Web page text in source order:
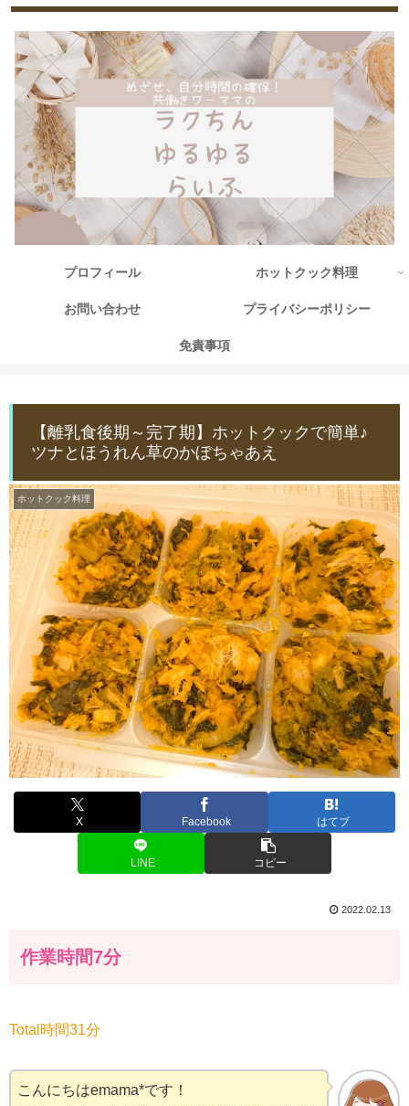
プロフィール ホットクック料理
お問い合わせ プライバシーポリシー
免責事項
【離乳食後期～完了期】ホットクックで簡単♪
ツナとほうれん草のかぼちゃあえ
ホットクック料理
X Facebook はてブ
LINE コピー
2022.02.13
作業時間7分
Total時間31分
こんにちはemama*です！